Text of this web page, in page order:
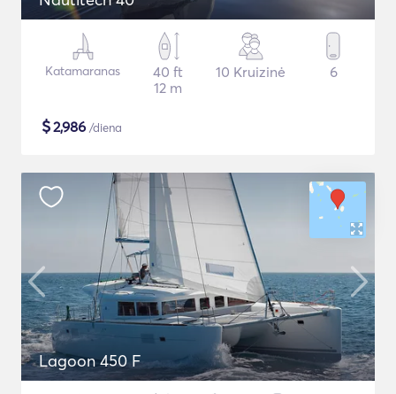
Katamaranas
40 ft
12 m
10 Kruizinė 6
$2,986 /diena
Lagoon 450 F